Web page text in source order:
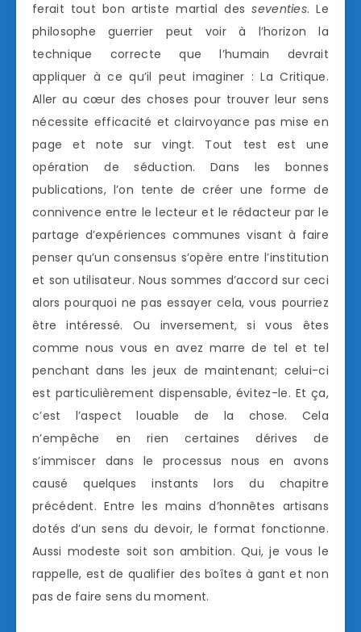
ferait tout bon artiste martial desseventies. Le
philosophe guerrier peut voir à l’horizon la
technique correcte que l’humain devrait
appliquer à ce qu’il peut imaginer : La Critique.
Aller au cœur des choses pour trouver leur sens
nécessite efficacité et clairvoyance pas mise en
page et note sur vingt. Tout test est une
opération de séduction. Dans les bonnes
publications, l’on tente de créer une forme de
connivence entre le lecteur et le rédacteur par le
partage d’expériences communes visant à faire
penser qu’un consensus s’opère entre l’institution
et son utilisateur. Nous sommes d’accord sur ceci
alors pourquoi ne pas essayer cela, vous pourriez
être intéressé. Ou inversement, si vous êtes
comme nous vous en avez marre de tel et tel
penchant dans les jeux de maintenant; celui-ci
est particulièrement dispensable, évitez-le. Et ça,
c’est l’aspect louable de la chose. Cela
n’empêche en rien certaines dérives de
s’immiscer dans le processus nous en avons
causé quelques instants lors du chapitre
précédent. Entre les mains d’honnêtes artisans
dotés d’un sens du devoir, le format fonctionne.
Aussi modeste soit son ambition. Qui, je vous le
rappelle, est de qualifier des boîtes à gant et non
pas de faire sens du moment.